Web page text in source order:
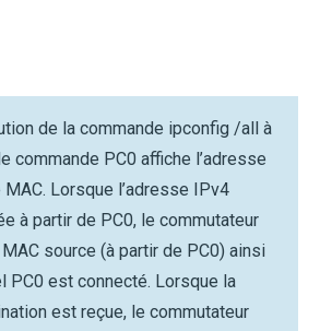
de la commande ipconfig /all à
commande PC0 affiche l’adresse
Lorsque l’adresse IPv4
à partir de PC0, le commutateur
source (à partir de PC0) ainsi
PC0 est connecté. Lorsque la
est reçue, le commutateur